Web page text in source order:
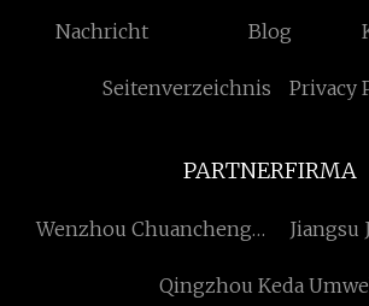
Nachricht Blog
Seitenverzeichnis Privacy
PARTNERFIRMA
Wenzhou Chuancheng
Ltd
Jiangsu
Qingzhou Keda Umwelt